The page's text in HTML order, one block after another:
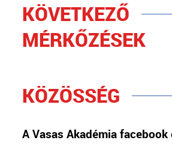
KÖVETKEZŐ
MÉRKŐZÉSEK
KÖZÖSSÉG
A Vasas Akadémia facebook